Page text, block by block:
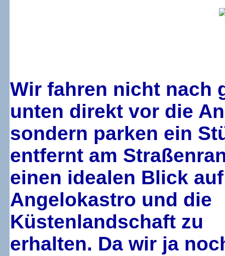
Wir fahren nicht nach
unten direkt vor die
sondern parken ein
entfernt am
einen idealen Blick
Angelokastro und die
Küstenlandschaft zu
erhalten. Da wir ja